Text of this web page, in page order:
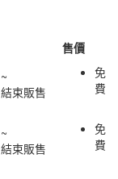
售價
~
結束販售
免
費
~
結束販售
免
費